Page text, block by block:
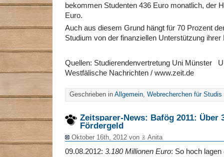
bekommen Studenten 436 Euro monatlich, der
Euro.
Auch aus diesem Grund hängt für 70 Prozent
Studium von der finanziellen Unterstützung ihrer
Quellen: Studierendenvertretung Uni Münster
Westfälische Nachrichten / www.zeit.de
Geschrieben in Allgemein, Webrecherchen für Studis
Zeitsparer-News: Bafög 2011: Über
Fördergeld
Oktober 16th, 2012 von Anita
09.08.2012: 3.180 Millionen Euro: So hoch